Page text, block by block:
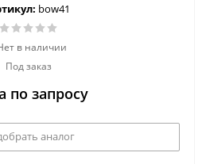
bow41
в наличии
Под заказ
по запросу
аналог